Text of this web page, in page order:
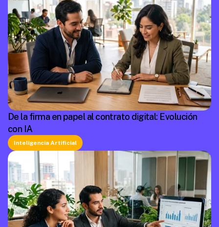
De la firma en papel al contrato digital: Evolución
con IA
Inteligencia Artificial